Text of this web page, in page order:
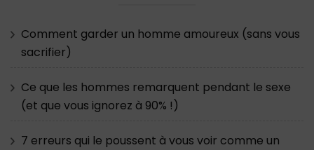
Comment garder un homme amoureux (sans vous
sacrifier)
Ce que les hommes remarquent pendant le sexe
(et que vous ignorez à 90% !)
7 erreurs qui le poussent à vous voir comme un